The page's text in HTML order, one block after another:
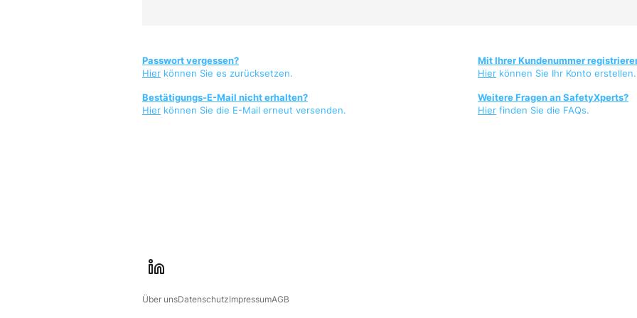
Passwort vergessen?
Hier können Sie es zurücksetzen.
Bestätigungs-E-Mail nicht erhalten?
Hier können Sie die E-Mail erneut versenden.
Mit Ihrer Kundenummer
Hier können Sie Ihr Konto erstellen.
Weitere Fragen an SafetyXperts?
Hier finden Sie die FAQs.
i
Über unsDatenschutzImpressumAGB